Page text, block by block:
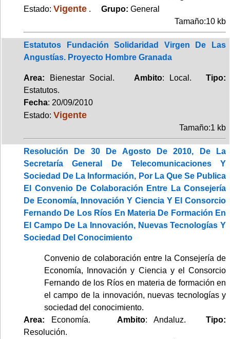
Estado: Vigente . Grupo: General
Tamaño:10 kb
Estatutos Fundación Solidaridad Virgen De Las
Angustías. Proyecto Hombre Granada
Area: Bienestar Social. Ambito: Local. Tipo:
Estatutos.
Fecha: 20/09/2010
Estado: Vigente
Tamaño:1 kb
Resolución De 30 De Agosto De 2010, De La
Secretaría General De Telecomunicaciones Y
Sociedad De La Información, Por La Que Se Publica
El Convenio De Colaboración Entre La Consejería
De Economía, Innovación Y Ciencia Y El Consorcio
Fernando De Los Ríos En Materia De Formación En
El Campo De La Innovación, Nuevas Tecnologías Y
Sociedad Del Conocimiento
Convenio de colaboración entre la Consejería de
Economía, Innovación y Ciencia y el Consorcio
Fernando de los Ríos en materia de formación en
el campo de la innovación, nuevas tecnologías y
sociedad del conocimiento.
Area: Economía. Ambito: Andaluz. Tipo:
Resolución.